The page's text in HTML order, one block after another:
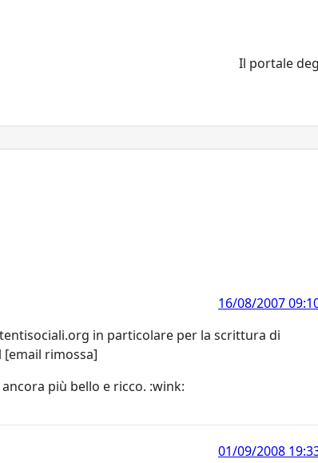
Il portale
16/08/2007
in particolare per la scrittura di
rimossa]
più bello e ricco. :wink:
01/09/2008